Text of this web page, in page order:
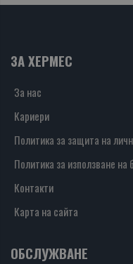
ЗА ХЕРМЕС
За нас
Кариери
Политика за защита на
Политика за използване на
Контакти
Карта на сайта
ОБСЛУЖВАНЕ